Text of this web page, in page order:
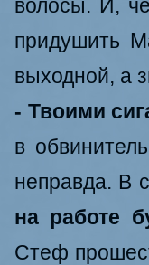
волосы. И,
придушить
выходной, а
- Твоими
в
неправда. В
на работе
Стеф